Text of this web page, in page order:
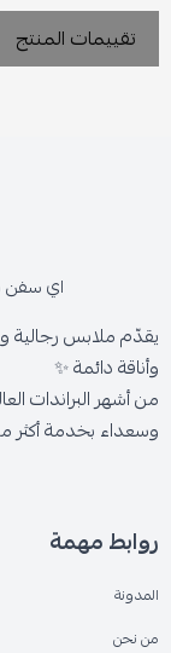
تقييمات المنتج
اي سفن
يقدّم ملابس رجالية
وأناقة دائمة ✨
من أشهر البراندات
وسعداء بخدمة أكثر من 300,000 عميل حول
روابط مهمة
المدونة
من نحن